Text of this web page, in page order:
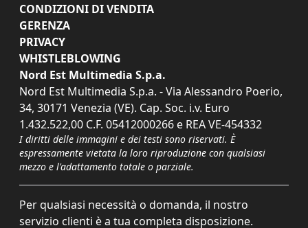
CONDIZIONI DI VENDITA
GERENZA
PRIVACY
WHISTLEBLOWING
Nord Est Multimedia S.p.a.
Nord Est Multimedia S.p.a. - Via Alessandro Poerio,
34, 30171 Venezia (VE). Cap. Soc. i.v. Euro
1.432.522,00 C.F. 05412000266 e REA VE-454332
I diritti delle immagini e dei testi sono riservati. È
espressamente vietata la loro riproduzione con qualsiasi
mezzo e l'adattamento totale o parziale.
Per qualsiasi necessità o domanda, il nostro
servizio clienti è a tua completa disposizione.